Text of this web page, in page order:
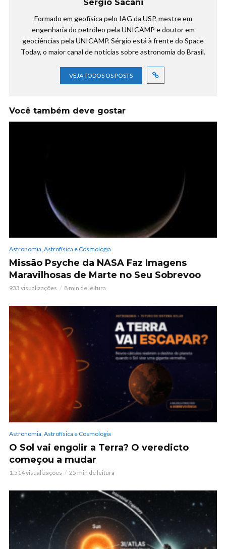
Sérgio Sacani
Formado em geofísica pelo IAG da USP, mestre em
engenharia do petróleo pela UNICAMP e doutor em
geociências pela UNICAMP. Sérgio está à frente do Space
Today, o maior canal de notícias sobre astronomia do Brasil.
VEJA TODOS OS POSTS
Você também deve gostar
Astronomia, Astrofísica e Cosmologia
Missão Psyche da NASA Faz Imagens
Maravilhosas de Marte no Seu Sobrevoo
933 visualizações 8 min de leitura
Astronomia, Astrofísica e Cosmologia
O Sol vai engolir a Terra? O veredicto
começou a mudar
1.514 visualizações 25 min de leitura